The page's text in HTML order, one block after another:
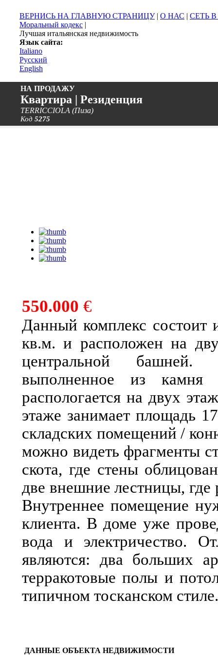
ВЕРНИСЬ НА ГЛАВНУЮ СТРАНИЦУ| О НАС | СЕТЬ
Моральный кодекс |
Лучшая итальянская недвижимость
Язык сайта:
Italiano
Русский
English
НА ПРОДАЖУ
Квартира | Резиденция
TERRICCIOLA (Пиза)
Код 5275
550.000 €
Данный комплекс состоит
кв.м. и расположен на
центральной башней.
выполненное из
распологается на двух
этаже занимает площадь
складских помещений /
можно видеть фрагменты
скота, где стены
две внешние лестницы, где
Внутреннее помещение
клиента. В доме уже
вода и электричество.
являются: два больших
терракотовые полы и
типичном тосканском стиле.
ДАННЫЕ ОБЪЕКТА НЕДВИЖИМОСТИ